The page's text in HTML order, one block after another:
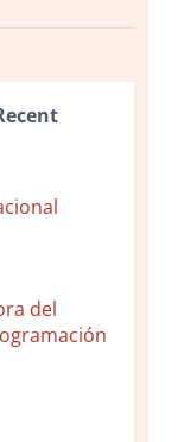
del